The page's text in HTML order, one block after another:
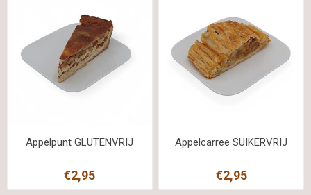
Appelpunt GLUTENVRIJ
€2,95
Appelcarree SUIKERVRIJ
€2,95